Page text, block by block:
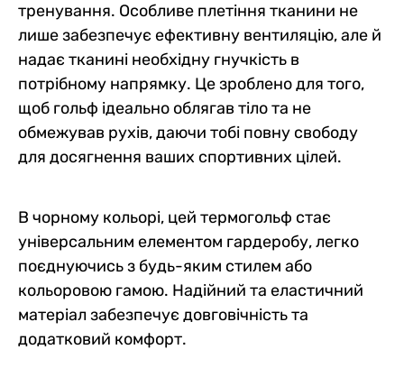
тренування. Особливе плетіння тканини не
лише забезпечує ефективну вентиляцію, але й
надає тканині необхідну гнучкість в
потрібному напрямку. Це зроблено для того,
щоб гольф ідеально облягав тіло та не
обмежував рухів, даючи тобі повну свободу
для досягнення ваших спортивних цілей.
В чорному кольорі, цей термогольф стає
універсальним елементом гардеробу, легко
поєднуючись з будь-яким стилем або
кольоровою гамою. Надійний та еластичний
матеріал забезпечує довговічність та
додатковий комфорт.